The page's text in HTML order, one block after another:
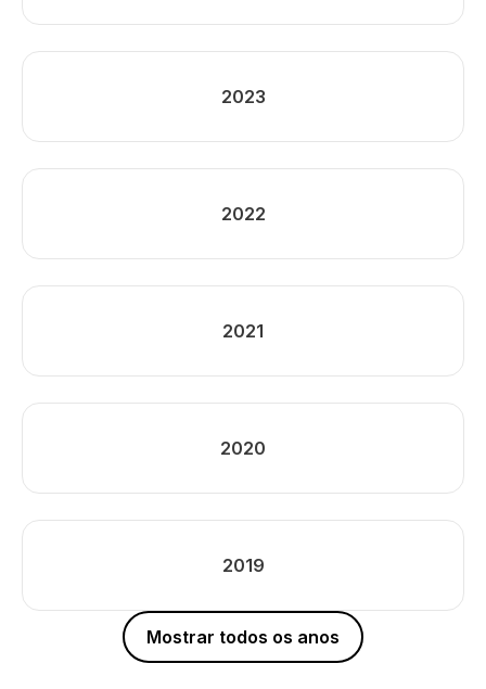
2023
2022
2021
2020
2019
Mostrar todos os anos